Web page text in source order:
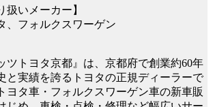
扱いメーカー】
、フォルクスワーゲン
ツトヨタ京都』は、京都府で創業約60年
と実績を誇るトヨタの正規ディーラーで
ヨタ車・フォルクスワーゲン車の新車販